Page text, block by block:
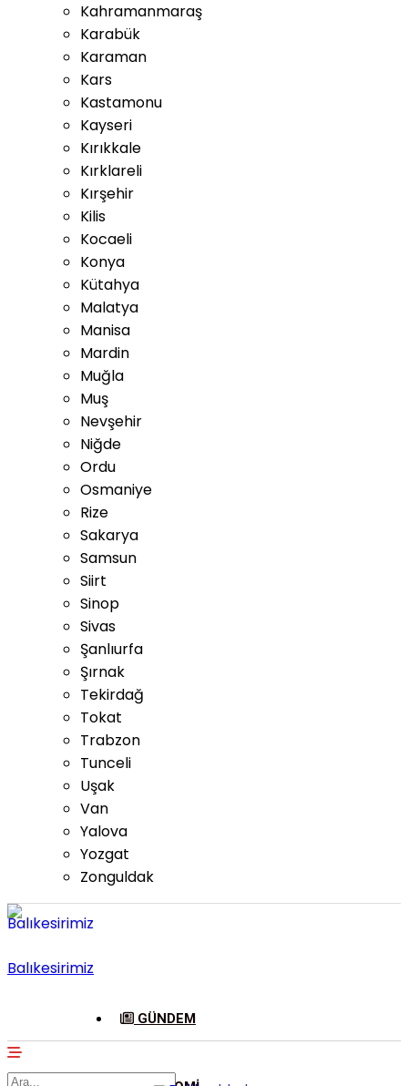
Kahramanmaraş
Karabük
Karaman
Kars
Kastamonu
Kayseri
Kırıkkale
Kırklareli
Kırşehir
Kilis
Kocaeli
Konya
Kütahya
Malatya
Manisa
Mardin
Muğla
Muş
Nevşehir
Niğde
Ordu
Osmaniye
Rize
Sakarya
Samsun
Siirt
Sinop
Sivas
Şanlıurfa
Şırnak
Tekirdağ
Tokat
Trabzon
Tunceli
Uşak
Van
Yalova
Yozgat
Zonguldak
Balıkesirimiz
GÜNDEM